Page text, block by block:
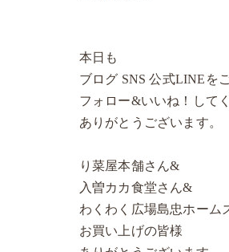
本日も
ブログ SNS 公式LINEを
フォロー&いいね！して
ありがとうございます。
り菜屋本舗さん&
入曽カカ食堂さん&
わくわく広場島忠ホーム
お買い上げの皆様